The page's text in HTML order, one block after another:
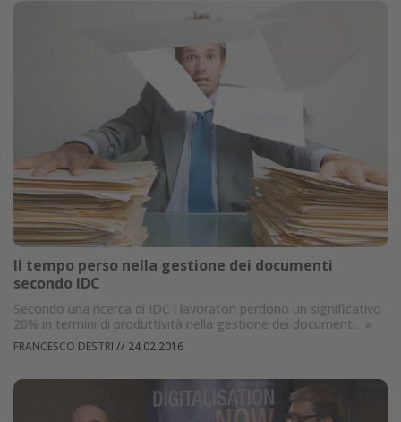
Il tempo perso nella gestione dei documenti
secondo IDC
Secondo una ricerca di IDC i lavoratori perdono un significativo
20% in termini di produttività nella gestione dei documenti. »
FRANCESCO DESTRI // 24.02.2016